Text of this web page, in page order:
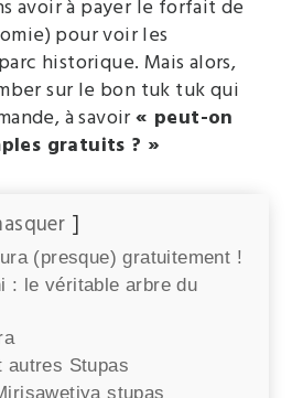
avoir à payer le forfait de
pour voir les
historique. Mais alors,
sur le bon tuk tuk qui
à savoir« peut-on
gratuits ? »
(presque) gratuitement !
: le véritable arbre du
autres Stupas
stupas